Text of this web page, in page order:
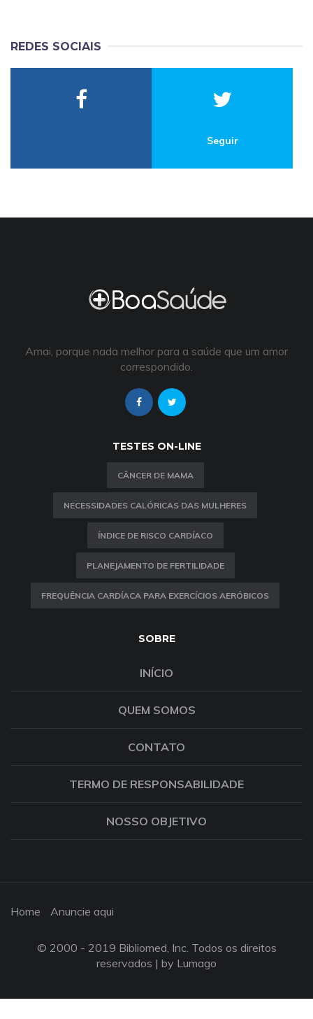
REDES SOCIAIS
Seguir
Amai, porque nada melhor para a saúde que um amor
correspondido.
TESTES ON-LINE
CÂNCER DE MAMA
NECESSIDADES CALÓRICAS DAS MULHERES
ÍNDICE DE RISCO CARDÍACO
PLANEJAMENTO DE FERTILIDADE
FREQUÊNCIA CARDÍACA PARA EXERCÍCIOS AERÓBICOS
SOBRE
INÍCIO
QUEM SOMOS
CONTATO
TERMO DE RESPONSABILIDADE
NOSSO OBJETIVO
Home Anuncie aqui
© 2000 - 2019 Bibliomed, Inc. Todos os direitos
reservados | by Lumago